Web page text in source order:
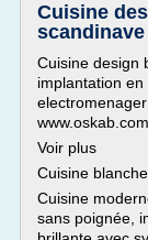
Cuisine
scandinave
Cuisine design
implantation en
www.oskab.com
Voir plus
Cuisine
Cuisine
sans poignée,